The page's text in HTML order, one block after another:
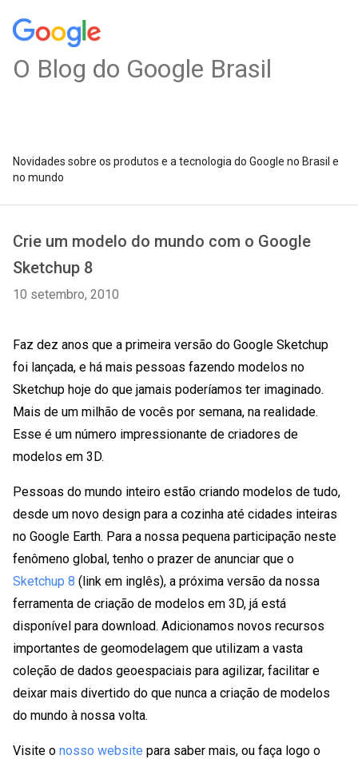
O Blog do Google Brasil
Novidades sobre os produtos e a tecnologia do Google no Brasil e
no mundo
Crie um modelo do mundo com o Google
Sketchup 8
10 setembro, 2010
Faz dez anos que a primeira versão do Google Sketchup
foi lançada, e há mais pessoas fazendo modelos no
Sketchup hoje do que jamais poderíamos ter imaginado.
Mais de um milhão de vocês por semana, na realidade.
Esse é um número impressionante de criadores de
modelos em 3D.
Pessoas do mundo inteiro estão criando modelos de tudo,
desde um novo design para a cozinha até cidades inteiras
no Google Earth. Para a nossa pequena participação neste
fenômeno global, tenho o prazer de anunciar que o
Sketchup 8 (link em inglês), a próxima versão da nossa
ferramenta de criação de modelos em 3D, já está
disponível para download. Adicionamos novos recursos
importantes de geomodelagem que utilizam a vasta
coleção de dados geoespaciais para agilizar, facilitar e
deixar mais divertido do que nunca a criação de modelos
do mundo à nossa volta.
Visite o nosso website para saber mais, ou faça logo o